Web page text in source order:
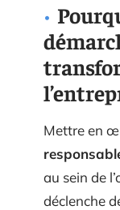
Mettre en
au sein de
déclenche